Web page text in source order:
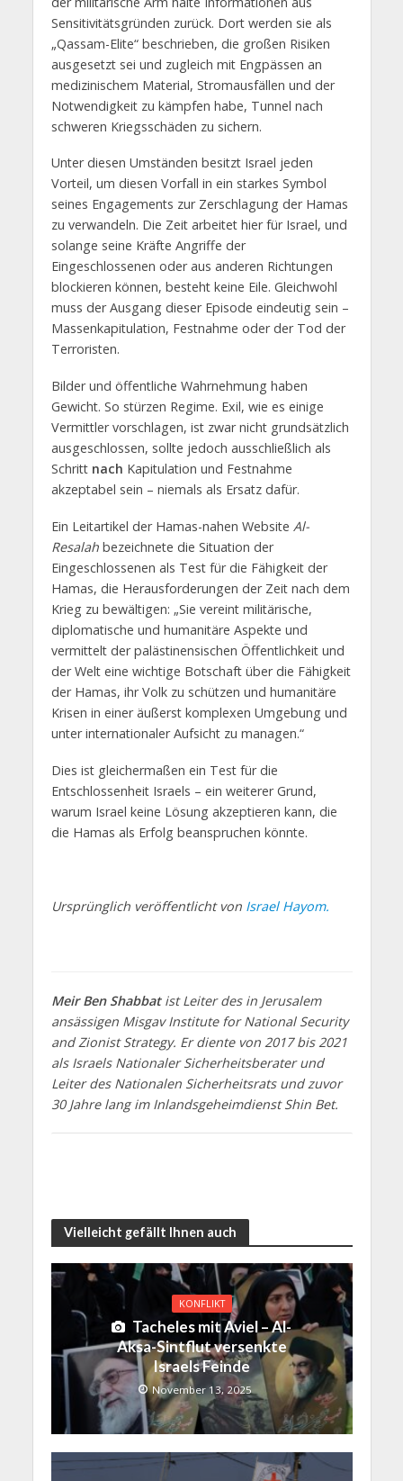
Sensitivitätsgründen zurück. Dort werden sie als
„Qassam-Elite“ beschrieben, die großen Risiken
ausgesetzt sei und zugleich mit Engpässen an
medizinischem Material, Stromausfällen und der
Notwendigkeit zu kämpfen habe, Tunnel nach
schweren Kriegsschäden zu sichern.
Unter diesen Umständen besitzt Israel jeden
Vorteil, um diesen Vorfall in ein starkes Symbol
seines Engagements zur Zerschlagung der Hamas
zu verwandeln. Die Zeit arbeitet hier für Israel, und
solange seine Kräfte Angriffe der
Eingeschlossenen oder aus anderen Richtungen
blockieren können, besteht keine Eile. Gleichwohl
muss der Ausgang dieser Episode eindeutig sein –
Massenkapitulation, Festnahme oder der Tod der
Terroristen.
Bilder und öffentliche Wahrnehmung haben
Gewicht. So stürzen Regime. Exil, wie es einige
Vermittler vorschlagen, ist zwar nicht grundsätzlich
ausgeschlossen, sollte jedoch ausschließlich als
Schritt nach Kapitulation und Festnahme
akzeptabel sein – niemals als Ersatz dafür.
Ein Leitartikel der Hamas-nahen Website Al-
Resalahbezeichnete die Situation der
Eingeschlossenen als Test für die Fähigkeit der
Hamas, die Herausforderungen der Zeit nach dem
Krieg zu bewältigen: „Sie vereint militärische,
diplomatische und humanitäre Aspekte und
vermittelt der palästinensischen Öffentlichkeit und
der Welt eine wichtige Botschaft über die Fähigkeit
der Hamas, ihr Volk zu schützen und humanitäre
Krisen in einer äußerst komplexen Umgebung und
unter internationaler Aufsicht zu managen.“
Dies ist gleichermaßen ein Test für die
Entschlossenheit Israels – ein weiterer Grund,
warum Israel keine Lösung akzeptieren kann, die
die Hamas als Erfolg beanspruchen könnte.
Ursprünglich veröffentlicht von Israel Hayom.
Meir Ben Shabbatist Leiter des in Jerusalem
ansässigen Misgav Institute for National Security
and Zionist Strategy. Er diente von 2017 bis 2021
als Israels Nationaler Sicherheitsberater und
Leiter des Nationalen Sicherheitsrats und zuvor
30 Jahre lang im Inlandsgeheimdienst Shin Bet.
Vielleicht gefällt Ihnen auch
KONFLIKT
Tacheles mit Aviel – Al-
Aksa-Sintflut versenkte
Israels Feinde
November 13, 2025